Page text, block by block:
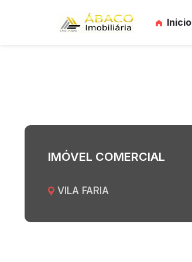
Inicio
IMÓVEL COMERCIAL
VILA FARIA